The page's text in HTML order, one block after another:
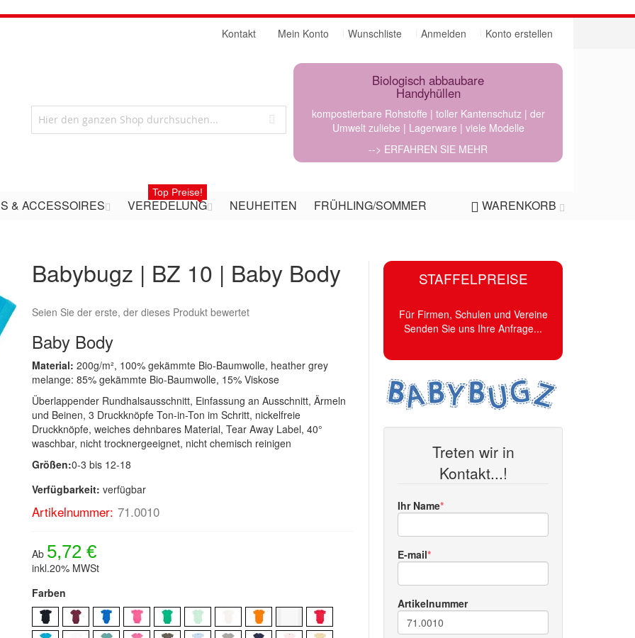
Mein Konto Wunschliste Anmelden Konto erstellen
Kontakt
Biologisch abbaubare
Handyhüllen
kompostierbare Rohstoffe | toller Kantenschutz | der
Umwelt zuliebe | Lagerware | viele Modelle
--> ERFAHREN SIE MEHR
WARENKORB
& ACCESSOIRES VEREDELUNG
Top Preise!
NEUHEITEN FRÜHLING/SOMMER
Babybugz | BZ 10 | Baby Body
Seien Sie der erste, der dieses Produkt bewertet
Baby Body
Material:200g/m², 100% gekämmte Bio-Baumwolle, heather grey
melange: 85% gekämmte Bio-Baumwolle, 15% Viskose
Überlappender Rundhalsausschnitt, Einfassung an Ausschnitt, Ärmeln
und Beinen, 3 Druckknöpfe Ton-in-Ton im Schritt, nickelfreie
Druckknöpfe, weiches dehnbares Material, Tear Away Label, 40°
waschbar, nicht trocknergeeignet, nicht chemisch reinigen
Größen:0-3 bis 12-18
Verfügbarkeit: verfügbar
Artikelnummer: 71.0010
Ab 5,72 €
inkl.20% MWSt
Farben
STAFFELPREISE
Für Firmen, Schulen und Vereine
Senden Sie uns Ihre Anfrage...
Treten wir in
Kontakt...!
Ihr Name
E-mail
Artikelnummer